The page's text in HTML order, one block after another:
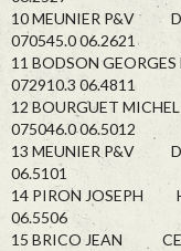
10 MEUNIER P&V
070545.0 06.2621
11 BODSON
072910.3 06.4811
12 BOURGUET
075046.0 06.5012
13 MEUNIER P&V
06.5101
14 PIRON JOSEPH
06.5506
15 BRICO JEAN